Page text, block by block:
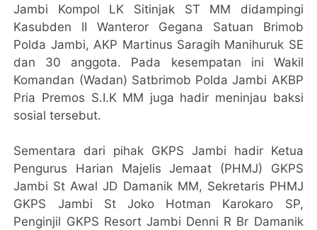
Jambi Kompol LK Sitinjak ST MM didampingi
Kasubden II Wanteror Gegana Satuan Brimob
Polda Jambi, AKP Martinus Saragih Manihuruk SE
dan 30 anggota. Pada kesempatan ini Wakil
Komandan (Wadan) Satbrimob Polda Jambi AKBP
Pria Premos S.I.K MM juga hadir meninjau baksi
sosial tersebut.
Sementara dari pihak GKPS Jambi hadir Ketua
Pengurus Harian Majelis Jemaat (PHMJ) GKPS
Jambi St Awal JD Damanik MM, Sekretaris PHMJ
GKPS Jambi St Joko Hotman Karokaro SP,
Penginjil GKPS Resort Jambi Denni R Br Damanik